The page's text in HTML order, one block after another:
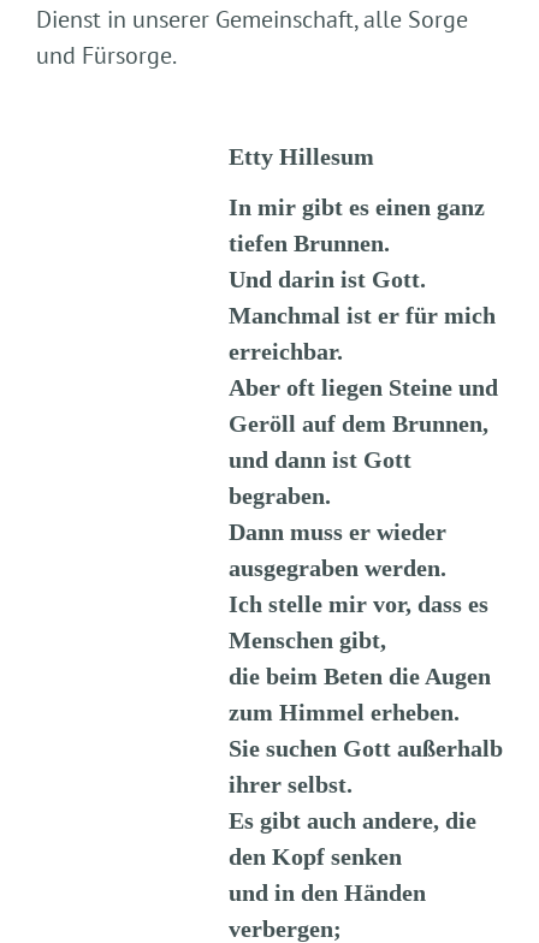
Dienst in unserer Gemeinschaft, alle Sorge
und Fürsorge.
Etty Hillesum
In mir gibt es einen ganz
tiefen Brunnen.
Und darin ist Gott.
Manchmal ist er für mich
erreichbar.
Aber oft liegen Steine und
Geröll auf dem Brunnen,
und dann ist Gott
begraben.
Dann muss er wieder
ausgegraben werden.
Ich stelle mir vor, dass es
Menschen gibt,
die beim Beten die Augen
zum Himmel erheben.
Sie suchen Gott außerhalb
ihrer selbst.
Es gibt auch andere, die
den Kopf senken
und in den Händen
verbergen;